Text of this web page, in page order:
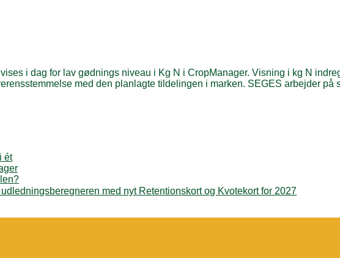
i dag for lav gødnings niveau i Kg N i CropManager. Visning i kg N
med den planlagte tildelingen i marken. SEGES arbejder på
ét
med nyt Retentionskort og Kvotekort for 2027